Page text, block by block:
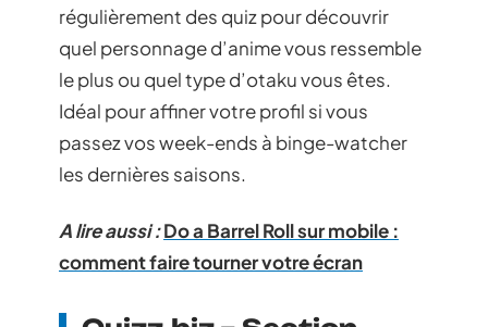
régulièrement des quiz pour découvrir
quel personnage d’anime vous ressemble
le plus ou quel type d’otaku vous êtes.
Idéal pour affiner votre profil si vous
passez vos week-ends à binge-watcher
les dernières saisons.
A lire aussi :Do a Barrel Roll sur mobile :
comment faire tourner votre écran